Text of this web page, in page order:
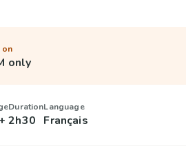
on
only
Duration
2h30
Language
Français